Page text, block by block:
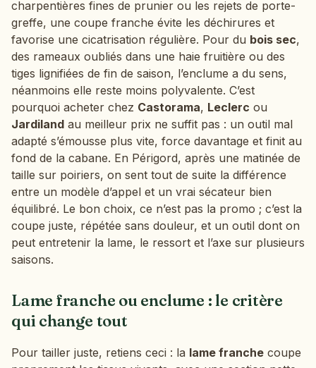
charpentières fines de prunier ou les rejets de porte-
greffe, une coupe franche évite les déchirures et
favorise une cicatrisation régulière. Pour du bois sec,
des rameaux oubliés dans une haie fruitière ou des
tiges lignifiées de fin de saison, l’enclume a du sens,
néanmoins elle reste moins polyvalente. C’est
pourquoi acheter chez Castorama, Leclerc ou
Jardiland au meilleur prix ne suffit pas : un outil mal
adapté s’émousse plus vite, force davantage et finit au
fond de la cabane. En Périgord, après une matinée de
taille sur poiriers, on sent tout de suite la différence
entre un modèle d’appel et un vrai sécateur bien
équilibré. Le bon choix, ce n’est pas la promo ; c’est la
coupe juste, répétée sans douleur, et un outil dont on
peut entretenir la lame, le ressort et l’axe sur plusieurs
saisons.
Lame franche ou enclume : le critère
qui change tout
Pour tailler juste, retiens ceci : la lame franche coupe